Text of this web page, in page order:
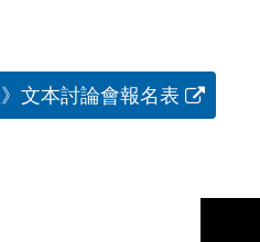
文本討論會報名表